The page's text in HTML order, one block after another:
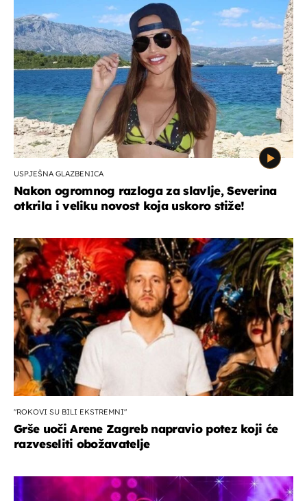
USPJEŠNA GLAZBENICA
Nakon ogromnog razloga za slavlje, Severina
otkrila i veliku novost koja uskoro stiže!
"ROKOVI SU BILI EKSTREMNI"
Grše uoči Arene Zagreb napravio potez koji će
razveseliti obožavatelje